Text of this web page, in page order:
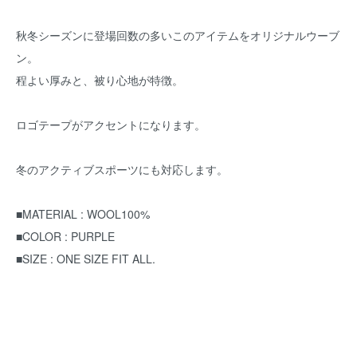
秋冬シーズンに登場回数の多いこのアイテムをオリジナルウーブ
ン。
程よい厚みと、被り心地が特徴。
ロゴテープがアクセントになります。
冬のアクティブスポーツにも対応します。
■MATERIAL : WOOL100%
■COLOR : PURPLE
■SIZE : ONE SIZE FIT ALL.